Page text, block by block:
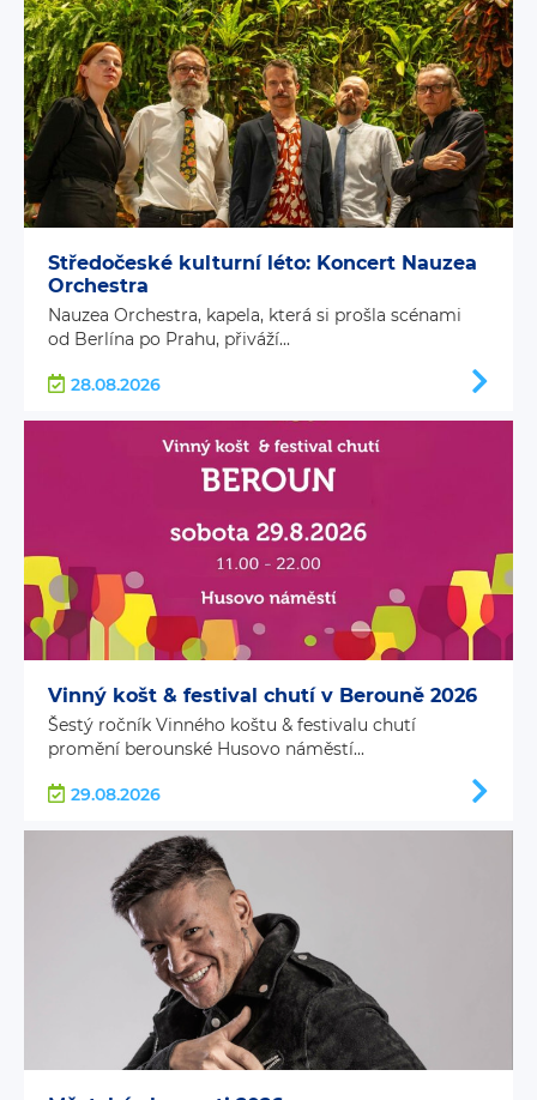
Středočeské kulturní léto: Koncert Nauzea
Orchestra
Nauzea Orchestra, kapela, která si prošla scénami
od Berlína po Prahu, přiváží...
28.08.2026
Vinný košt & festival chutí v Berouně 2026
Šestý ročník Vinného koštu & festivalu chutí
promění berounské Husovo náměstí...
29.08.2026